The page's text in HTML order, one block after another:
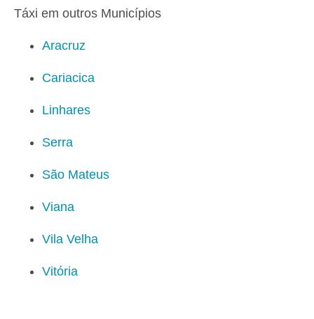
Táxi em outros Municípios
Aracruz
Cariacica
Linhares
Serra
São Mateus
Viana
Vila Velha
Vitória